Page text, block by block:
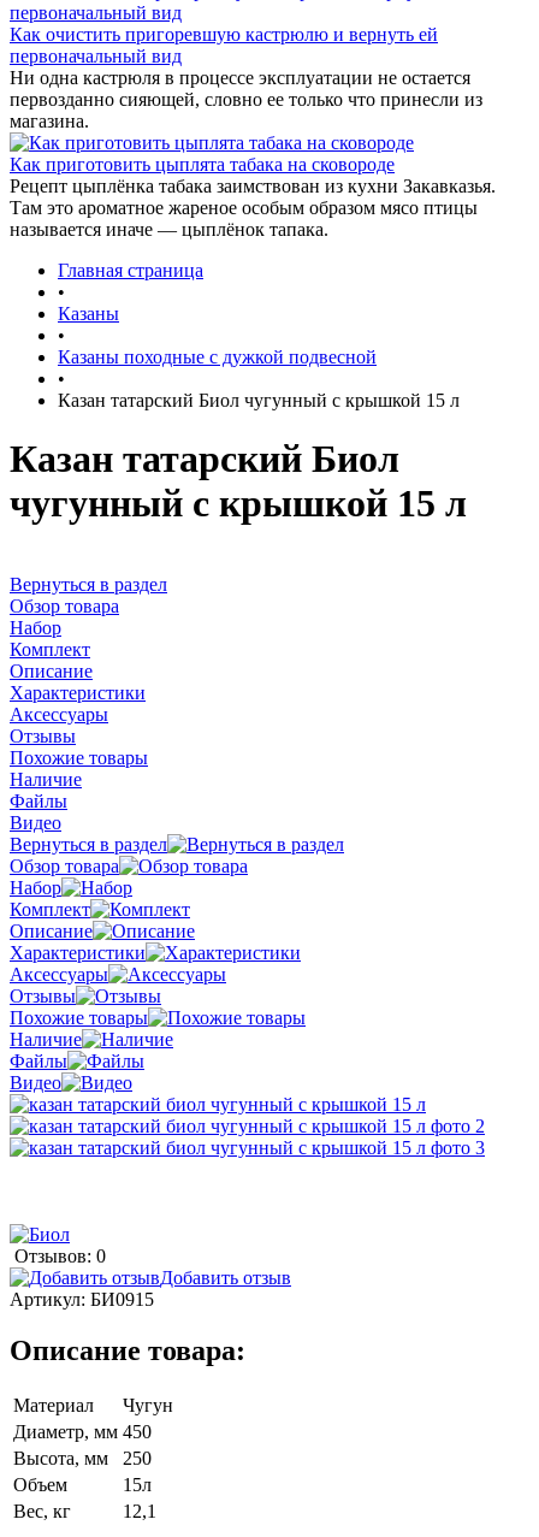
Как очистить пригоревшую кастрюлю и вернуть ей
первоначальный вид
Ни одна кастрюля в процессе эксплуатации не остается
первозданно сияющей, словно ее только что принесли из
магазина.
Как приготовить цыплята табака на сковороде
Рецепт цыплёнка табака заимствован из кухни Закавказья.
Там это ароматное жареное особым образом мясо птицы
называется иначе — цыплёнок тапака.
Главная страница
•
Казаны
•
Казаны походные с дужкой подвесной
•
Казан татарский Биол чугунный с крышкой 15 л
Казан татарский Биол
чугунный с крышкой 15 л
Вернуться в раздел
Обзор товара
Набор
Комплект
Описание
Характеристики
Аксессуары
Отзывы
Похожие товары
Наличие
Файлы
Видео
Вернуться в раздел
Обзор товара
Набор
Комплект
Описание
Характеристики
Аксессуары
Отзывы
Похожие товары
Наличие
Файлы
Видео
Отзывов: 0
Добавить отзыв
Артикул: БИ0915
Описание товара:
Материал
Чугун
Диаметр, мм 450
Высота, мм
250
Объем
15л
Вес, кг
12,1